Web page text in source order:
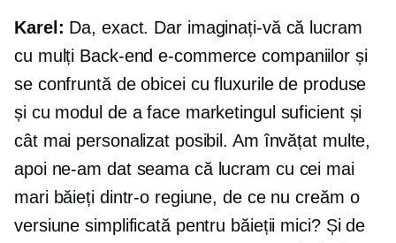
Karel: Da, exact. Dar imaginați-vă că lucram
cu mulți Back-end e-commerce companiilor și
se confruntă de obicei cu fluxurile de produse
și cu modul de a face marketingul suficient și
cât mai personalizat posibil. Am învățat multe,
apoi ne-am dat seama că lucram cu cei mai
mari băieți dintr-o regiune, de ce nu creăm o
versiune simplificată pentru băieții mici? Și de